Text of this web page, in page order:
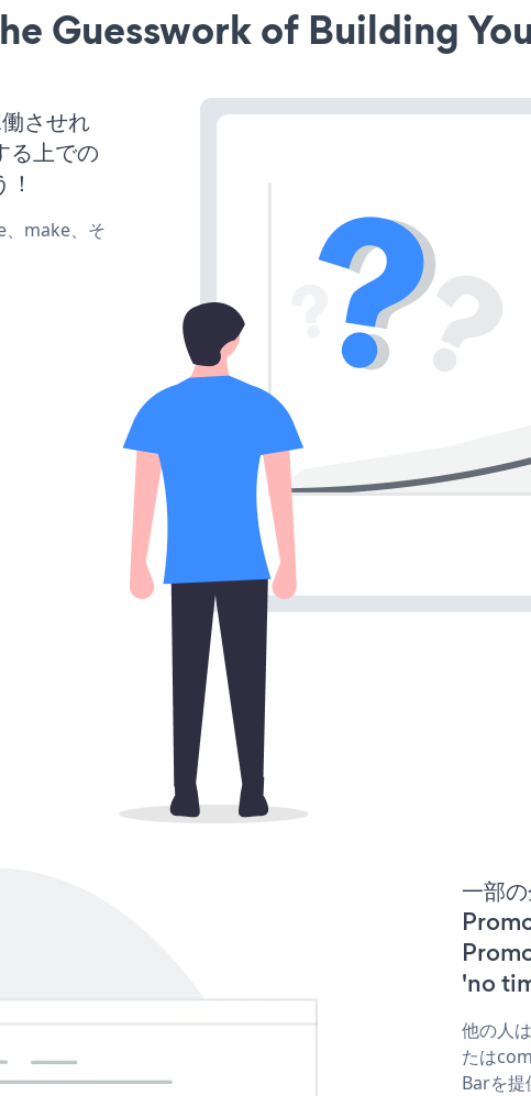
Guesswork of Building
させれ
る上での
make、そ
一部
'no
他の人
たは
Barを